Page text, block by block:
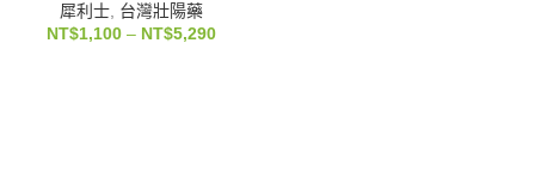
犀利士, 台灣壯陽藥
NT$1,100 – NT$5,290